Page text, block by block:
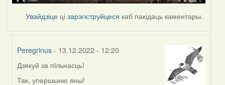
Увайдзіце цізарэгіструйцеся каб пакідаць каментары.
Peregrinus - 13.12.2022 - 12:20
In
reply
Дзякуй за пiльнасць!
Так, упершыню яны!